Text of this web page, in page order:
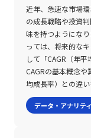
ビジネスマンとし
算方法を把握し、
た情報を統合的に評価する
資産運用や投資の
て、専門的かつ実
は、金融商品にお
リカルボラティリ
カテゴリーに分け
く、低ければ安定
迅速な判断と柔軟
時には、意図通り
プレッドの拡大に
に高い局面では、
対策を適切に用い
た上で、ボラティ
ることが、健全な資産運用につ
展に伴い、2025年
ィ予測ツールが登
入計画を立案する
ベンダーの専門知
す。人事システムは
化に迅速に適応す
実績や技術的背景
できる体制が整っ
また、既存のシス
既存の勤怠管理シ
となるため、相互
ーケティング戦略
ど、さまざまな局
セスを通じて、感
的な根拠に基づい
となります。 デシ
ジョンツリーの作
す。まず第一に、
ことが必須です。
管理といった目的
均寿命のデータな
的に整理し、全体
あります。具体的
のデータでは、各
る国が多いのか、
把握することが可
析や顧客属性の把
することができ、
な役割を果たします。 度数分布の作成においては、「階
近年、急速な市場
の成長戦略や投資
味を持つようにな
っては、将来的な
して「CAGR（年
CAGRの基本概念や
均成長率）との違
ついて、専門的な
の意味合いと限界についても解
データ・アナリテ